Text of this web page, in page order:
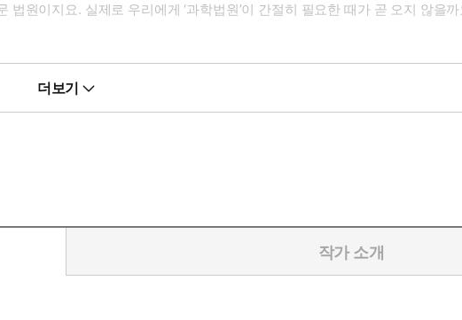
원이지요. 실제로 우리에게 ‘과학법원’이 간절히 필요한 때가 곧 오지 않을
실제로 재판을 보고 듣는 것만 같습니다.
더보기
작가 소개